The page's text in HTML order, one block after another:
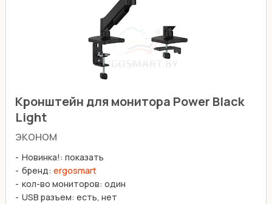
Кронштейн для монитора Power Black
Light
эконом
Новинка!: показать
бренд: ergosmart
кол-во мониторов: один
USB разъем: есть, нет